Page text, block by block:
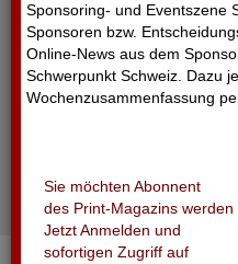
Sponsoring- und Eventszene
Sponsoren bzw.
Online-News aus dem
Schwerpunkt Schweiz. Dazu
Wochenzusammenfassung
Sie möchten Abonnent
des Print-Magazins werden
Jetzt Anmelden und
sofortigen Zugriff auf
Passwort vergessen?
Noch nicht registriert?